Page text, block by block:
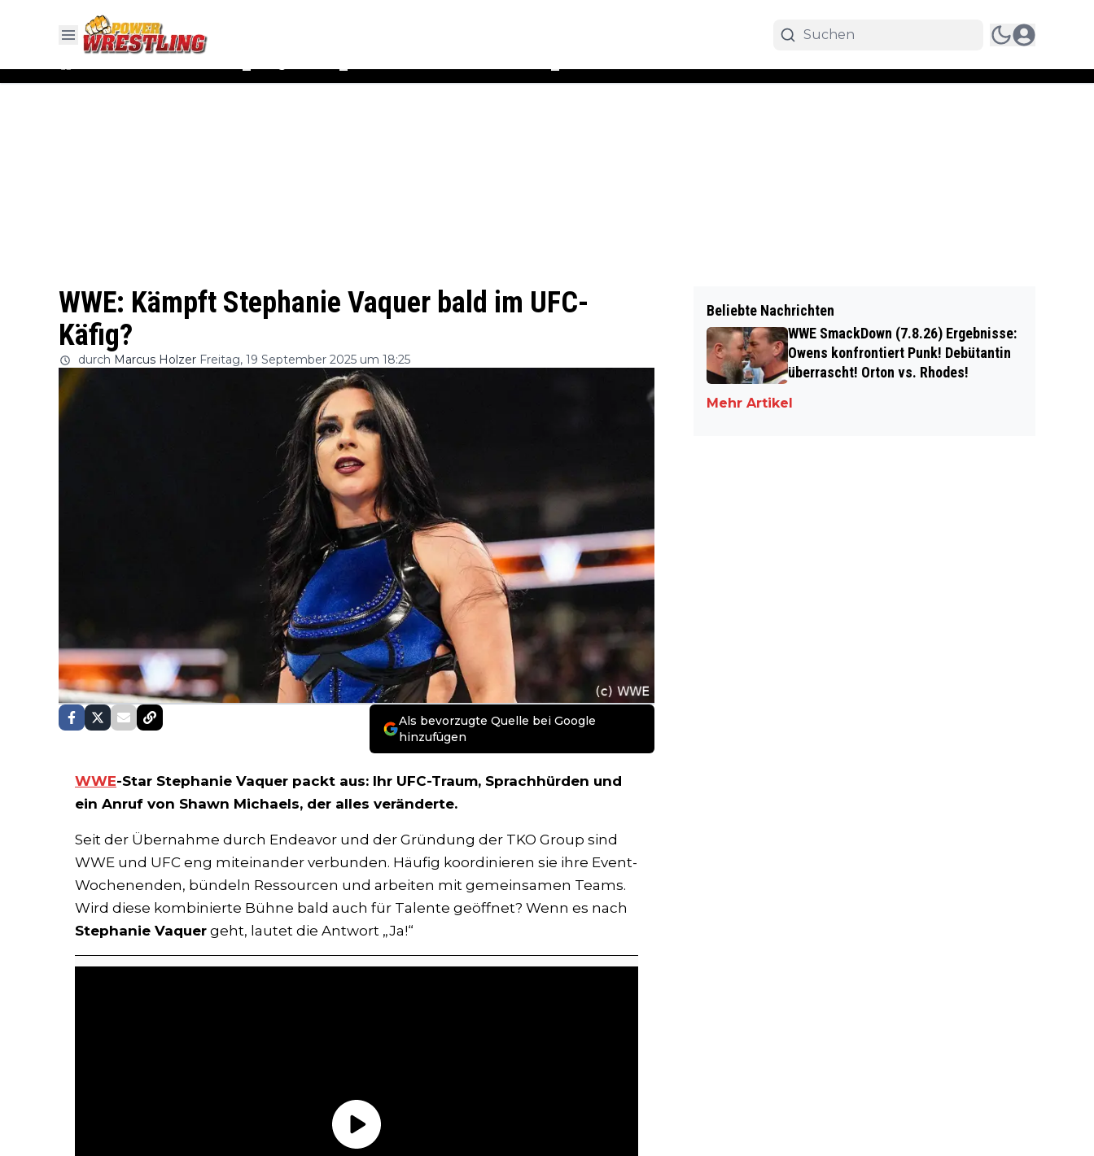
WWE: Kämpft Stephanie Vaquer bald im UFC-
Käfig?
durch Marcus Holzer Freitag, 19 September 2025 um 18:25
Als bevorzugte Quelle bei Google
hinzufügen
WWE-Star Stephanie Vaquer packt aus: Ihr UFC-Traum, Sprachhürden und
ein Anruf von Shawn Michaels, der alles veränderte.
Seit der Übernahme durch Endeavor und der Gründung der TKO Group sind
WWE und UFC eng miteinander verbunden. Häufig koordinieren sie ihre Event-
Wochenenden, bündeln Ressourcen und arbeiten mit gemeinsamen Teams.
Wird diese kombinierte Bühne bald auch für Talente geöffnet? Wenn es nach
Stephanie Vaquer geht, lautet die Antwort „Ja!“
Beliebte Nachrichten
WWE SmackDown (7.8.26) Ergebnisse:
Owens konfrontiert Punk! Debütantin
überrascht! Orton vs. Rhodes!
Mehr Artikel